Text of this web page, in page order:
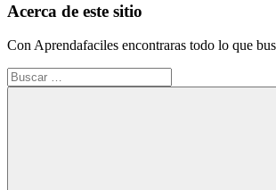
Acerca de este sitio
Con Aprendafaciles encontraras todo lo que
Buscar: